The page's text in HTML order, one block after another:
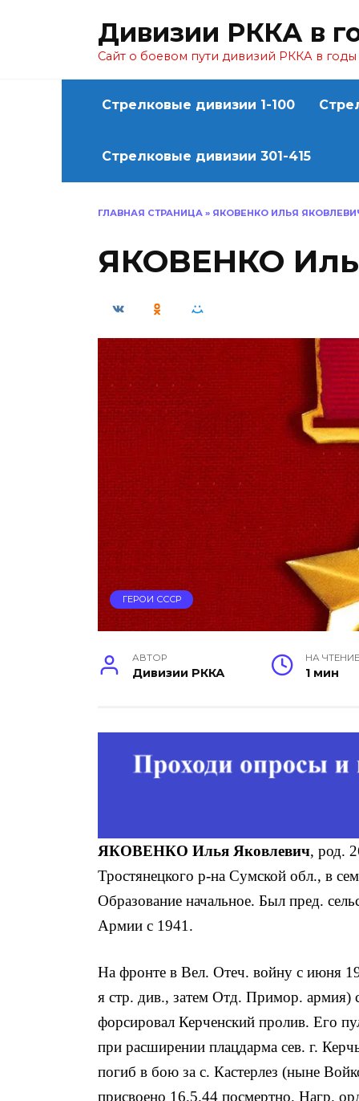
Дивизии РККА в
Сайт о боевом пути дивизий РККА в
Стрелковые дивизии 1-100
Стрелковые дивизии 301-415
ГЛАВНАЯ СТРАНИЦА » ЯКОВЕНКО ИЛЬЯ
ЯКОВЕНКО
ГЕРОИ СССР
АВТОР
Дивизии РККА
НА ЧТЕНИЕ
1 мин
ЯКОВЕНКО Илья Яковлевич, род.
Тростянецкого р-на Сумской обл., в
Образование начальное. Был пред.
Армии с 1941.
На фронте в Вел. Отеч. войну с июня
я стр. див., затем Отд. Примор. армия)
форсировал Керченский пролив. Его
при расширении плацдарма сев. г.
погиб в бою за с. Кастерлез (ныне
присвоено 16.5.44 посмертно. Нагр.